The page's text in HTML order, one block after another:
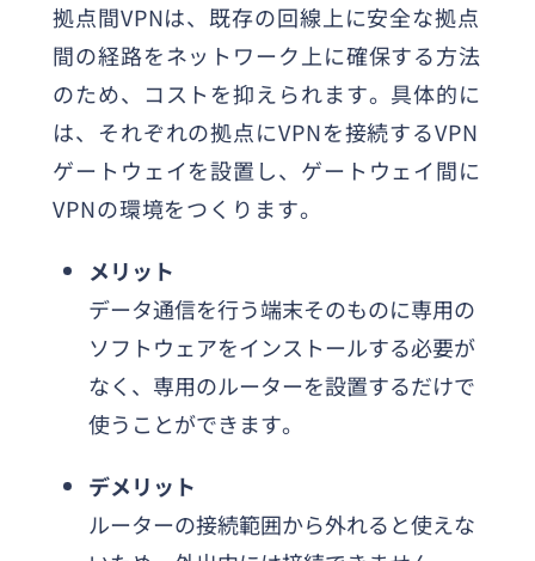
拠点間VPNは、既存の回線上に安全な拠点
間の経路をネットワーク上に確保する方法
のため、コストを抑えられます。具体的に
は、それぞれの拠点にVPNを接続するVPN
ゲートウェイを設置し、ゲートウェイ間に
VPNの環境をつくります。
メリット
データ通信を行う端末そのものに専用の
ソフトウェアをインストールする必要が
なく、専用のルーターを設置するだけで
使うことができます。
デメリット
ルーターの接続範囲から外れると使えな